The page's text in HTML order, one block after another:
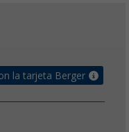
la tarjeta Berger